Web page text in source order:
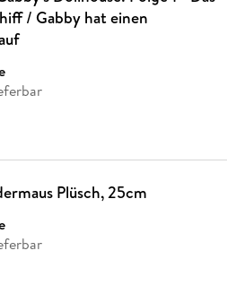
/ Gabby hat einen
Plüsch, 25cm